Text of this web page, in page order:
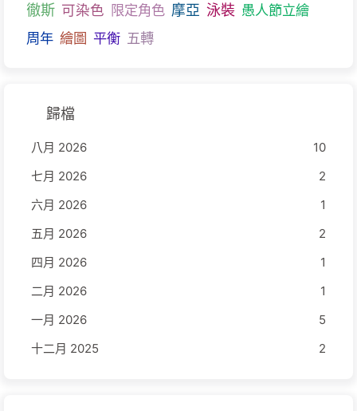
徹斯 可染色 限定角色 摩亞 泳裝 愚人節立繪
周年 繪圖 平衡 五轉
歸檔
八月 2026
10
七月 2026
2
六月 2026
1
五月 2026
2
四月 2026
1
二月 2026
1
一月 2026
5
十二月 2025
2